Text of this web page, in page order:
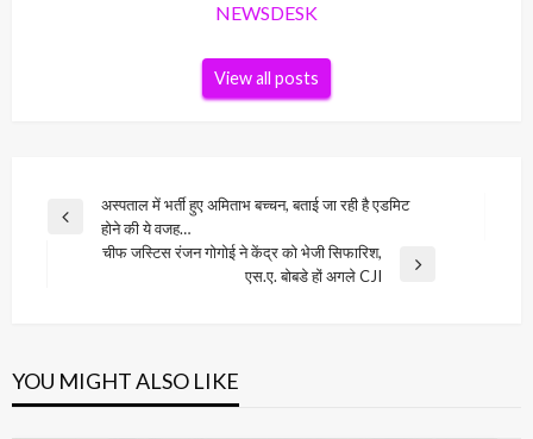
NEWSDESK
View all posts
Post
navigation
Previous
अस्पताल में भर्ती हुए अमिताभ बच्चन, बताई जा रही है एडमिट
होने की ये वजह…
चीफ जस्टिस रंजन गोगोई ने केंद्र को भेजी सिफारिश,
एस.ए. बोबडे हों अगले CJI
YOU MIGHT ALSO LIKE